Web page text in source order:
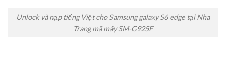
Unlock và nạp tiếng Việt cho Samsung galaxy S6 edge tại Nha
Trang mã máy SM-G925F